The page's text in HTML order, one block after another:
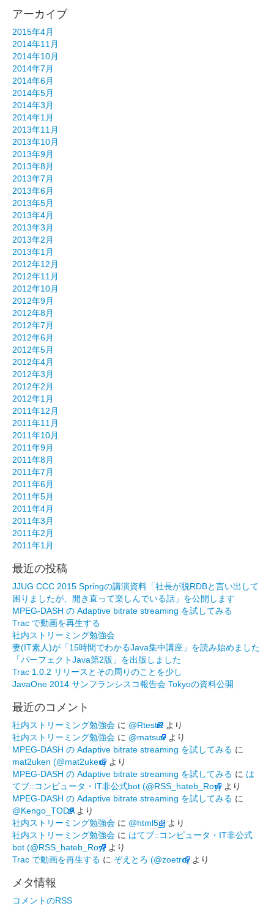
アーカイブ
2015年4月
2014年11月
2014年10月
2014年7月
2014年6月
2014年5月
2014年3月
2014年1月
2013年11月
2013年10月
2013年9月
2013年8月
2013年7月
2013年6月
2013年5月
2013年4月
2013年3月
2013年2月
2013年1月
2012年12月
2012年11月
2012年10月
2012年9月
2012年8月
2012年7月
2012年6月
2012年5月
2012年4月
2012年3月
2012年2月
2012年1月
2011年12月
2011年11月
2011年10月
2011年9月
2011年8月
2011年7月
2011年6月
2011年5月
2011年4月
2011年3月
2011年2月
2011年1月
最近の投稿
JJUG CCC 2015 Springの講演資料「社長が脱RDBと言い出して
困りましたが、開き直って楽しんでいる話」を公開します
MPEG-DASH の Adaptive bitrate streaming を試してみる
Trac で動画を再生する
社内ストリーミング勉強会
妻(IT素人)が「15時間でわかるJava集中講座」を読み始めました
「パーフェクトJava第2版」を出版しました
Trac 1.0.2 リリースとその周りのことを少し
JavaOne 2014 サンフランシスコ報告会 Tokyoの資料公開
最近のコメント
社内ストリーミング勉強会 に @RtestR より
社内ストリーミング勉強会 に @matsuu より
MPEG-DASH の Adaptive bitrate streaming を試してみる に
mat2uken (@mat2uken) より
MPEG-DASH の Adaptive bitrate streaming を試してみる に は
てブ::コンピュータ・IT非公式bot (@RSS_hateb_Roy) より
MPEG-DASH の Adaptive bitrate streaming を試してみる に
@Kengo_TODAより
社内ストリーミング勉強会 に @html5_j より
社内ストリーミング勉強会 に はてブ::コンピュータ・IT非公式
bot (@RSS_hateb_Roy) より
Trac で動画を再生する に ぞえとろ (@zoetro) より
メタ情報
コメントのRSS